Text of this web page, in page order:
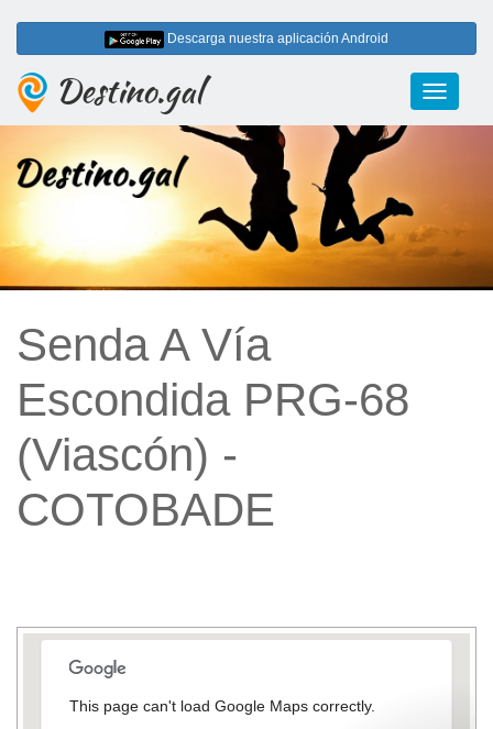
Descarga nuestra aplicación Android
Toggle
Destino.gal
Senda A Vía
Escondida PRG-68
(Viascón) -
COTOBADE
This page can't load Google Maps correctly.